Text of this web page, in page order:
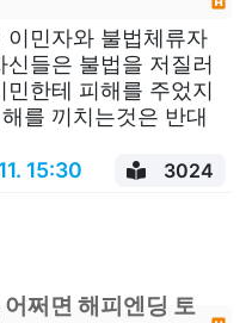
이민자와 불법체류자
들은 불법을 저질러
한테 피해를 주었지
를 끼치는것은 반대
15:30 3024
쩌면 해피엔딩 토